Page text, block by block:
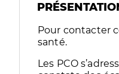
Pour contacter
santé.
Les PCO